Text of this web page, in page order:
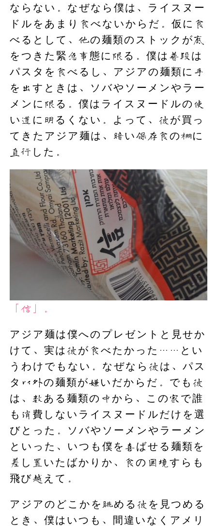
ならない。なぜなら僕は、ライスヌー
ドルをあまり食べないからだ。仮に食
べるとして、他の麺類のストックが底
をつきた緊急事態に限る。僕は普段は
パスタを食べるし、アジアの麺類に手
を出すときは、ソバやソーメンやラー
メンに限る。僕はライスヌードルの使
い道に明るくない。よって、彼が買っ
てきたアジア麺は、暗い保存食の棚に
直行した。
「信」。
アジア麺は僕へのプレゼントと見せか
けて、実は彼が食べたかった……とい
うわけでもない。なぜなら彼は、パス
タ以外の麺類が嫌いだからだ。でも彼
は、数ある麺類の中から、この家で誰
も消費しないライスヌードルだけを選
びとった。ソバやソーメンやラーメン
といった、いつも僕を喜ばせる麺類を
差し置いたばかりか、食の国境すらも
飛び越えて。
アジアのどこかを眺める彼を見つめる
とき、僕はいつも、間違いなくアメリ